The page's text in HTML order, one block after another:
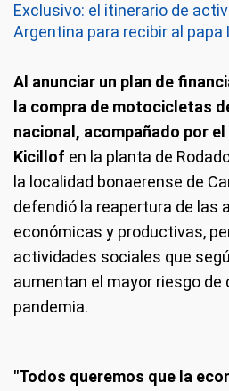
Exclusivo: el itinerario de
Argentina para recibir al papa
Al anunciar un plan de
la compra de motocicletas
nacional, acompañado por
Kicillof en la planta de
la localidad bonaerense de
defendió la reapertura de las
económicas y productivas,
actividades sociales que
aumentan el mayor riesgo de
pandemia.
"Todos queremos que la